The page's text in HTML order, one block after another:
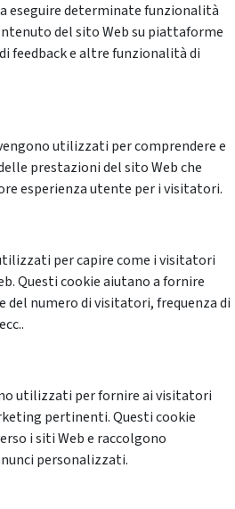
eseguire determinate funzionalità
del sito Web su piattaforme
feedback e altre funzionalità di
utilizzati per comprendere e
prestazioni del sito Web che
esperienza utente per i visitatori.
per capire come i visitatori
Questi cookie aiutano a fornire
numero di visitatori, frequenza di
utilizzati per fornire ai visitatori
pertinenti. Questi cookie
i siti Web e raccolgono
personalizzati.